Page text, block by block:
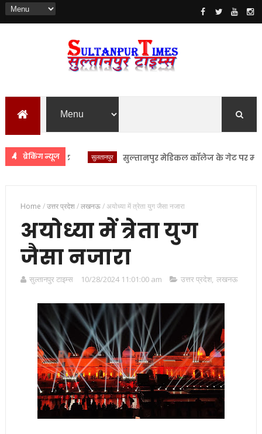
ब्रेकिंग न्यूज सुलतानपुर सुल्तानपुर मेडिकल कॉलेज के गेट पर मरीज
Home /उत्तर प्रदेश/लखनऊ/अयोध्या में त्रेता युग जैसा नजारा
अयोध्या में त्रेता युग
जैसा नजारा
सुल्तानपुर टाइम्स 10/28/2024 11:01:00 am उत्तर प्रदेश, लखनऊ